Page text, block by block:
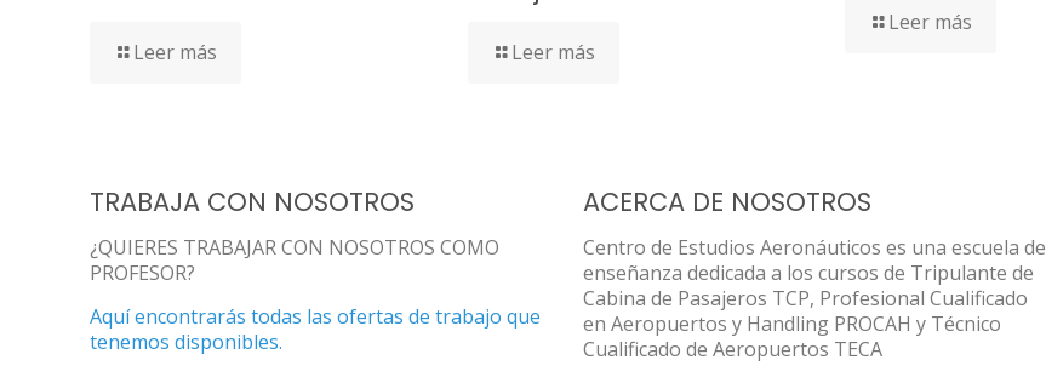
Leer más Leer más
Leer más
TRABAJA CON NOSOTROS
¿QUIERES TRABAJAR CON NOSOTROS COMO
PROFESOR?
Aquí encontrarás todas las ofertas de trabajo que
tenemos disponibles.
ACERCA DE NOSOTROS
Centro de Estudios Aeronáuticos es una escuela de
enseñanza dedicada a los cursos de Tripulante de
Cabina de Pasajeros TCP, Profesional Cualificado
en Aeropuertos y Handling PROCAH y Técnico
Cualificado de Aeropuertos TECA